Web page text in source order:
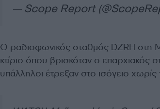
— Scope Report
Ο ραδιοφωνικός σταθμός DZRH στη
κτίριο όπου βρισκόταν ο επαρχιακός
υπάλληλοι έτρεξαν στο ισόγειο χωρίς